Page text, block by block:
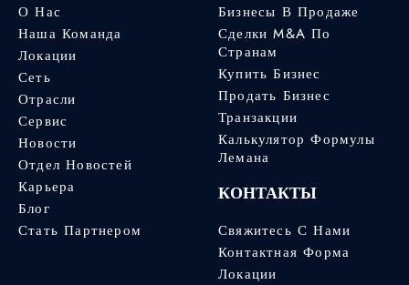
О Нас
Наша Команда
Локации
Сеть
Отрасли
Сервис
Новости
Отдел Новостей
Карьера
Блог
Стать Партнером
Бизнесы В Продаже
Сделки M&A По
Странам
Купить Бизнес
Продать Бизнес
Транзакции
Калькулятор Формулы
Лемана
КОНТАКТЫ
Свяжитесь С Нами
Контактная Форма
Локации